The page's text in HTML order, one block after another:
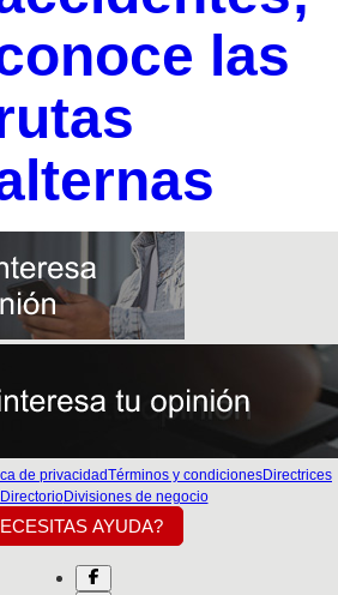
las
de privacidadTérminos y condicionesDirectrices
DirectorioDivisiones de negocio
AYUDA?